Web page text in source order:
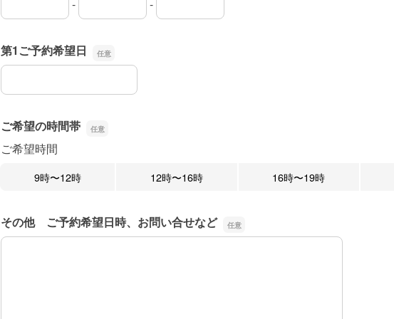
お電話番号の市外局番
-
お電話番号の市内局番 -
お電話番号の加入者番号
第1ご予約希望日
第1ご予約希望日
ご希望の時間帯
ご希望時間
9時〜12時 12時〜16時 16時〜19時
その他 ご予約希望日時、お問い合せなど
その他 ご予約希望日時、お問い合せなど